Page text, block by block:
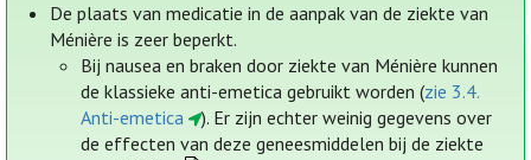
De plaats van medicatie in de aanpak van de ziekte van
Ménière is zeer beperkt.
Bij nausea en braken door ziekte van Ménière kunnen
de klassieke anti-emetica gebruikt worden (zie 3.4.
Anti-emetica
). Er zijn echter weinig gegevens over
de effecten van deze geneesmiddelen bij de ziekte